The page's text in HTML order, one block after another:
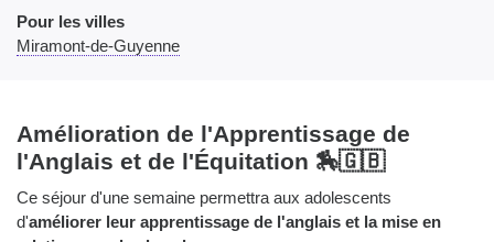
Pour les villes
Miramont-de-Guyenne
Amélioration de l'Apprentissage de
l'Anglais et de l'Équitation 🏇🇬🇧
Ce séjour d'une semaine permettra aux adolescents
d'améliorer leur apprentissage de l'anglais et la mise en